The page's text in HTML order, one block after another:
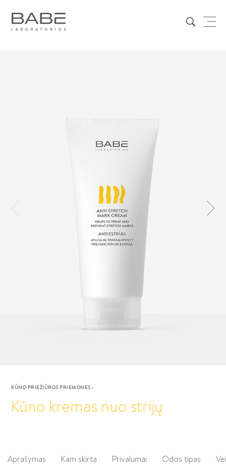
KŪNO PRIEŽIŪROS PRIEMONĖS-
Kūno kremas nuo strijų
Aprašymas Kam skirta Privalumai Odos tipas